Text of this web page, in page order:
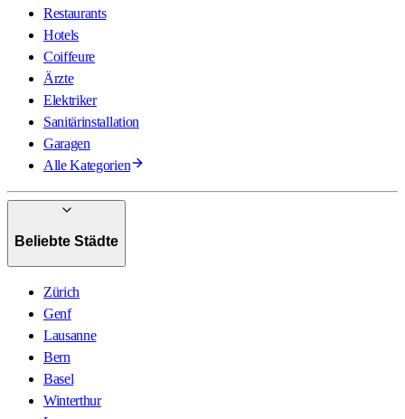
Restaurants
Hotels
Coiffeure
Ärzte
Elektriker
Sanitärinstallation
Garagen
Alle Kategorien
Beliebte Städte
Zürich
Genf
Lausanne
Bern
Basel
Winterthur